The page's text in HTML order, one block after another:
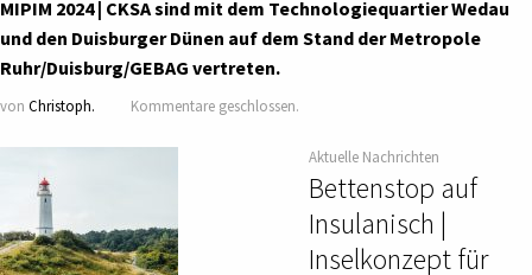
MIPIM 2024 | CKSA sind mit dem Technologiequartier Wedau
und den Duisburger Dünen auf dem Stand der Metropole
Ruhr/Duisburg/GEBAG vertreten.
von Christoph. Kommentare geschlossen.
Aktuelle Nachrichten
Bettenstop auf
Insulanisch |
Inselkonzept für